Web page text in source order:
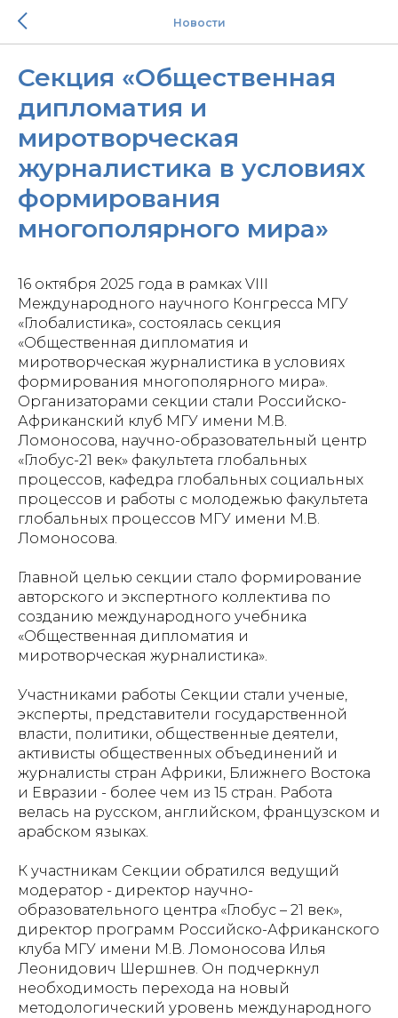
Новости
Секция «Общественная
дипломатия и
миротворческая
журналистика в условиях
формирования
многополярного мира»
16 октября 2025 года в рамках VIII
Международного научного Конгресса МГУ
«Глобалистика», состоялась секция
«Общественная дипломатия и
миротворческая журналистика в условиях
формирования многополярного мира».
Организаторами секции стали Российско-
Африканский клуб МГУ имени М.В.
Ломоносова, научно-образовательный центр
«Глобус-21 век» факультета глобальных
процессов, кафедра глобальных социальных
процессов и работы с молодежью факультета
глобальных процессов МГУ имени М.В.
Ломоносова.
Главной целью секции стало формирование
авторского и экспертного коллектива по
созданию международного учебника
«Общественная дипломатия и
миротворческая журналистика».
Участниками работы Секции стали ученые,
эксперты, представители государственной
власти, политики, общественные деятели,
активисты общественных объединений и
журналисты стран Африки, Ближнего Востока
и Евразии - более чем из 15 стран. Работа
велась на русском, английском, французском и
арабском языках.
К участникам Секции обратился ведущий
модератор - директор научно-
образовательного центра «Глобус – 21 век»,
директор программ Российско-Африканского
клуба МГУ имени М.В. Ломоносова Илья
Леонидович Шершнев. Он подчеркнул
необходимость перехода на новый
методологический уровень международного